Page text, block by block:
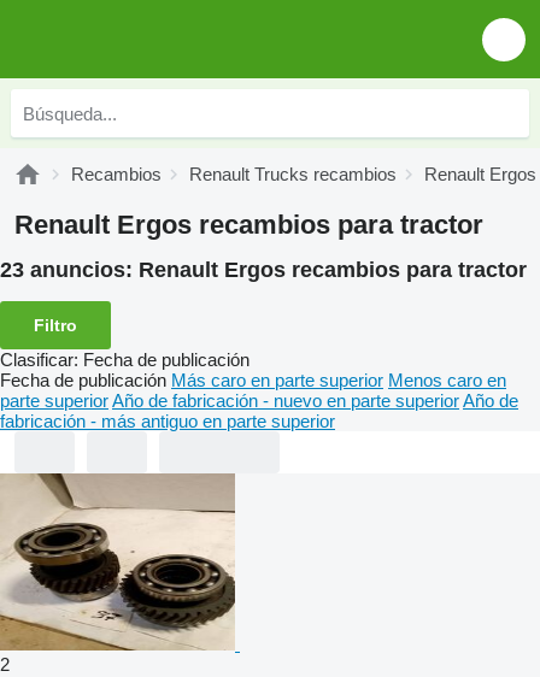
Recambios Renault Trucks recambios Renault
Renault Ergos recambios para tractor
23 anuncios: Renault Ergos recambios para tractor
Filtro
Clasificar: Fecha de publicación
Fecha de publicación Más caro en parte superior Menos caro en
parte superiorAño de fabricación - nuevo en parte superiorAño de
fabricación - más antiguo en parte superior
2